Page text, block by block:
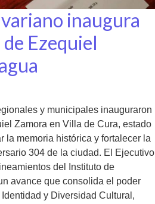
inaugura
Ezequiel
y municipales inauguraron
Zamora en Villa de Cura, estado
la memoria histórica y fortalecer la
304 de la ciudad. El Ejecutivo
del Instituto de
avance que consolida el poder
y Diversidad Cultural,